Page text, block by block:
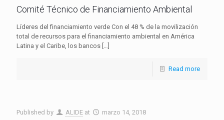
Comité Técnico de Financiamiento Ambiental
Líderes del financiamiento verde Con el 48 % de la movilización
total de recursos para el financiamiento ambiental en América
Latina y el Caribe, los bancos […]
Read more
Published by ALIDE at marzo 14, 2018